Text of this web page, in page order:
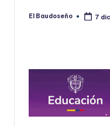
Publicado
El Baudoseño 7